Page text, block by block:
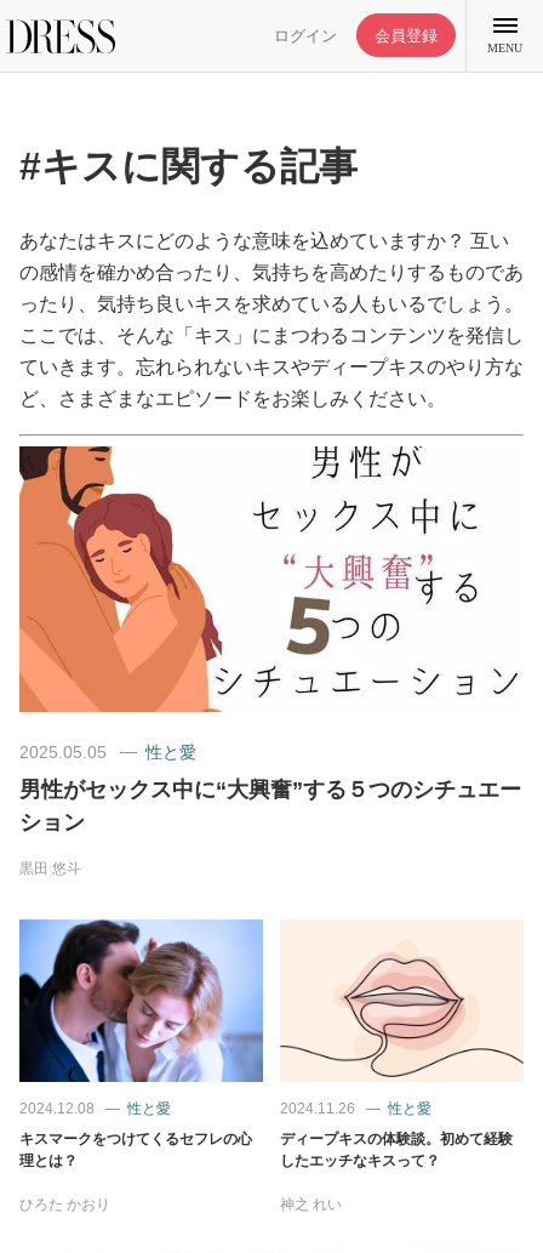
ログイン 会員登録
MENU
特集記事
DRESS部活
ライフスタイル
ファッション
恋愛/結婚/離婚
美容/健康
ワークスタイル
ココロ/カラダ
トラベル
カルチャー/エンタメ
#キスに関する記事
あなたはキスにどのような意味を込めていますか？ 互い
の感情を確かめ合ったり、気持ちを高めたりするものであ
ったり、気持ち良いキスを求めている人もいるでしょう。
ここでは、そんな「キス」にまつわるコンテンツを発信し
ていきます。忘れられないキスやディープキスのやり方な
ど、さまざまなエピソードをお楽しみください。
2025.05.05 性と愛
男性がセックス中に“大興奮”する５つのシチュエー
ション
黒田 悠斗
2024.12.08
性と愛
キスマークをつけてくるセフレの心
理とは？
ひろた かおり
2024.11.26
性と愛
ディープキスの体験談。初めて経験
したエッチなキスって？
神之 れい